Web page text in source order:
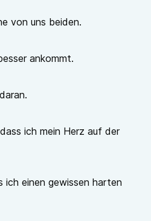
von uns beiden.
ankommt.
ich mein Herz auf der
einen gewissen harten